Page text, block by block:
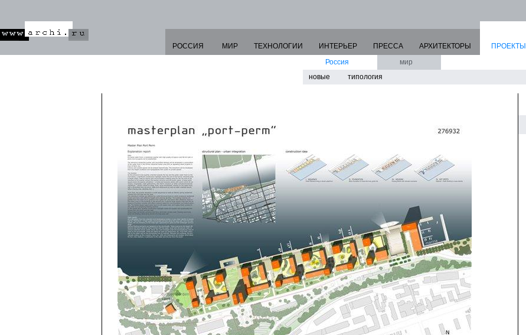
РОССИЯ МИР ТЕХНОЛОГИИ ИНТЕРЬЕР ПРЕССА АРХИТЕКТОРЫ
ПРОЕКТЫ
Россия
новые
типология
мир